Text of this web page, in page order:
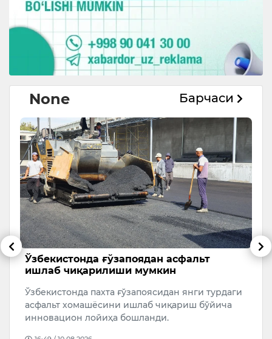
None Барчаси
Ўзбекистонда ғўзапоядан асфальт
ишлаб чиқарилиши мумкин
Ўзбекистонда пахта ғўзапоясидан янги турдаги
асфальт хомашёсини ишлаб чиқариш бўйича
инновацион лойиҳа бошланди.